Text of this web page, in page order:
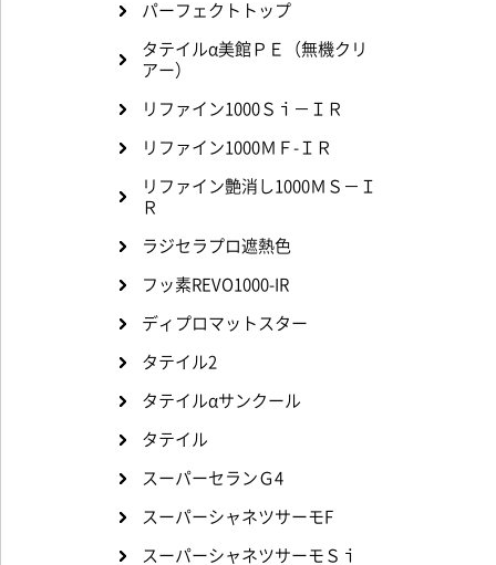
パーフェクトトップ
タテイルα美館ＰＥ（無機クリ
アー）
リファイン1000Ｓｉ－ＩＲ
リファイン1000ＭＦ-ＩＲ
リファイン艶消し1000ＭＳ－Ｉ
Ｒ
ラジセラプロ遮熱色
フッ素REVO1000-IR
ディプロマットスター
タテイル2
タテイルαサンクール
タテイル
スーパーセランＧ4
スーパーシャネツサーモF
スーパーシャネツサーモＳｉ